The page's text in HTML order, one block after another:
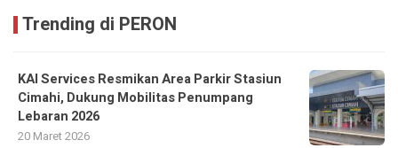
Trending di PERON
KAI Services Resmikan Area Parkir Stasiun
Cimahi, Dukung Mobilitas Penumpang
Lebaran 2026
20 Maret 2026